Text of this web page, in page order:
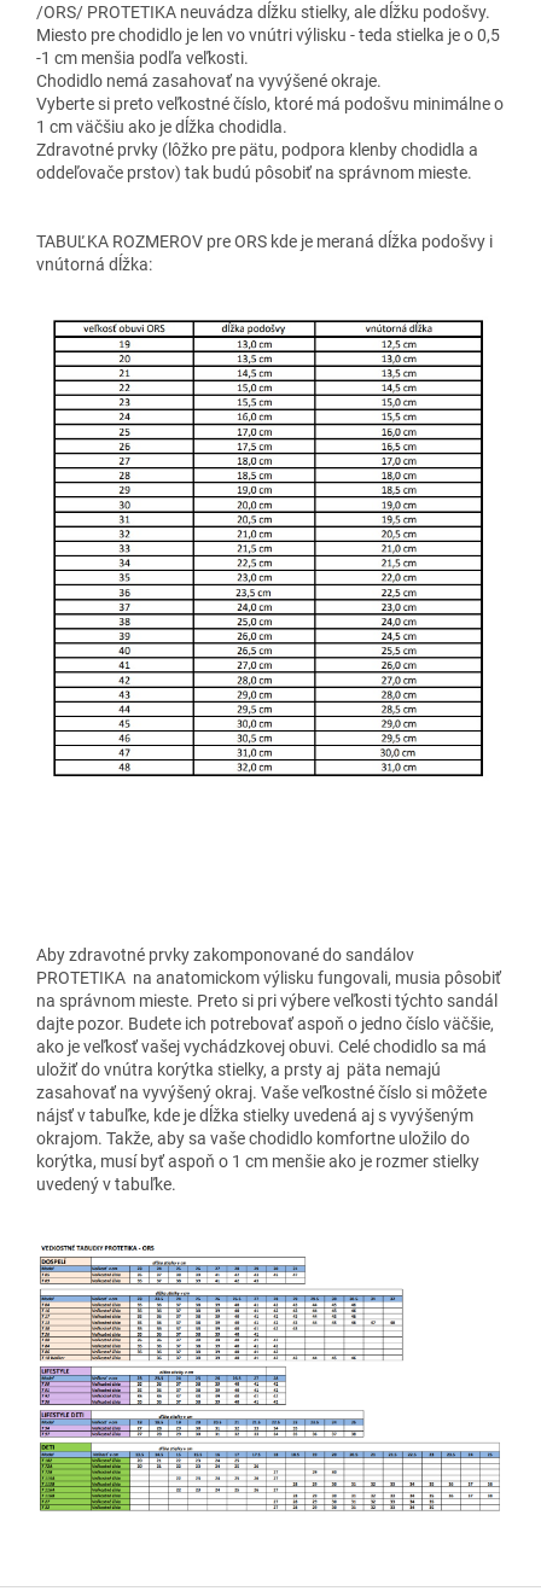
/ORS/ PROTETIKA neuvádza dĺžku stielky, ale dĺžku podošvy.
Miesto pre chodidlo je len vo vnútri výlisku - teda stielka je o 0,5
-1 cm menšia podľa veľkosti.
Chodidlo nemá zasahovať na vyvýšené okraje.
Vyberte si preto veľkostné číslo, ktoré má podošvu minimálne o
1 cm väčšiu ako je dĺžka chodidla.
Zdravotné prvky (lôžko pre pätu, podpora klenby chodidla a
oddeľovače prstov) tak budú pôsobiť na správnom mieste.
TABUĽKA ROZMEROV pre ORS kde je meraná dĺžka podošvy i
vnútorná dĺžka:
Aby zdravotné prvky zakomponované do sandálov
PROTETIKA na anatomickom výlisku fungovali, musia pôsobiť
na správnom mieste. Preto si pri výbere veľkosti týchto sandál
dajte pozor. Budete ich potrebovať aspoň o jedno číslo väčšie,
ako je veľkosť vašej vychádzkovej obuvi. Celé chodidlo sa má
uložiť do vnútra korýtka stielky, a prsty aj päta nemajú
zasahovať na vyvýšený okraj. Vaše veľkostné číslo si môžete
nájsť v tabuľke, kde je dĺžka stielky uvedená aj s vyvýšeným
okrajom. Takže, aby sa vaše chodidlo komfortne uložilo do
korýtka, musí byť aspoň o 1 cm menšie ako je rozmer stielky
uvedený v tabuľke.